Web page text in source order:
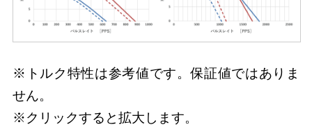
※トルク特性は参考値です。保証値ではありま
せん。
※クリックすると拡大します。